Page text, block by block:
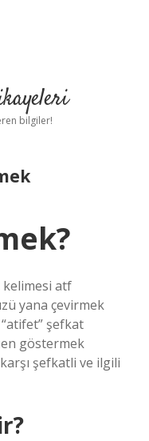
bilgiler!
kelimesi atf
yana çevirmek
şefkat
göstermek
şefkatli ve ilgili